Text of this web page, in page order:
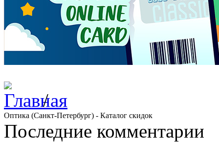
/
Оптика (Санкт-Петербург) - Каталог скидок
Последние комментарии